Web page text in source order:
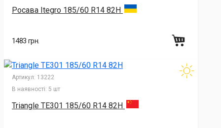
Росава Itegro 185/60 R14 82H
1483 грн.
Артикул: 13222
В наявності: 5 шт
Triangle TE301 185/60 R14 82H